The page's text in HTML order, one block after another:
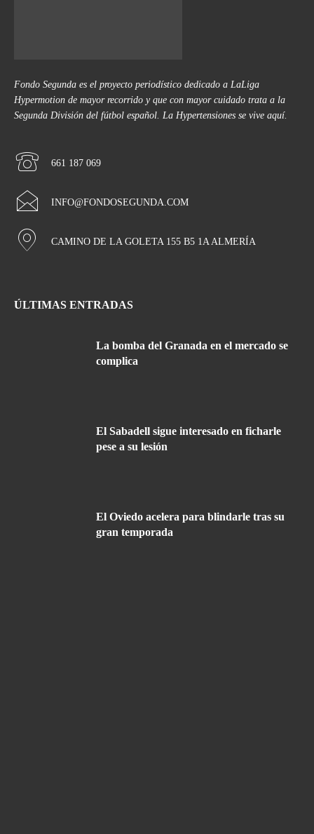
Fondo Segunda es el proyecto periodístico dedicado a LaLiga
Hypermotion de mayor recorrido y que con mayor cuidado trata a la
Segunda División del fútbol español. La Hypertensiones se vive aquí.
661 187 069
INFO@FONDOSEGUNDA.COM
CAMINO DE LA GOLETA 155 B5 1A ALMERÍA
ÚLTIMAS ENTRADAS
La bomba del Granada en el mercado se
complica
El Sabadell sigue interesado en ficharle
pese a su lesión
El Oviedo acelera para blindarle tras su
gran temporada